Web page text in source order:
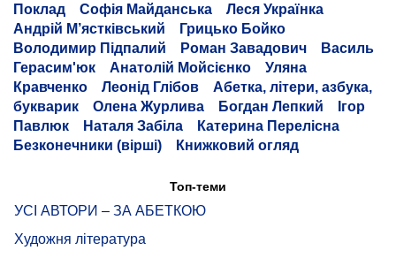
Поклад
Софія Майданська
Леся Українка
Андрій М’ястківський
Грицько Бойко
Володимир Підпалий
Роман Завадович
Василь
Герасим'юк
Анатолій Мойсієнко
Уляна
Кравченко
Леонід Глібов
Абетка, літери, азбука,
букварик
Олена Журлива Богдан Лепкий
Ігор
Павлюк
Наталя Забіла
Катерина Перелісна
Безконечники (вірші)
Книжковий огляд
Топ-теми
УСІ АВТОРИ – ЗА АБЕТКОЮ
Художня література